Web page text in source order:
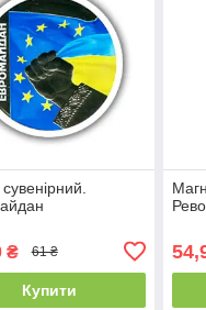
₴ 61 ₴
Купити